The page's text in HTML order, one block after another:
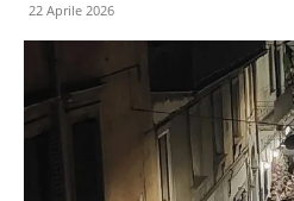
22 Aprile 2026